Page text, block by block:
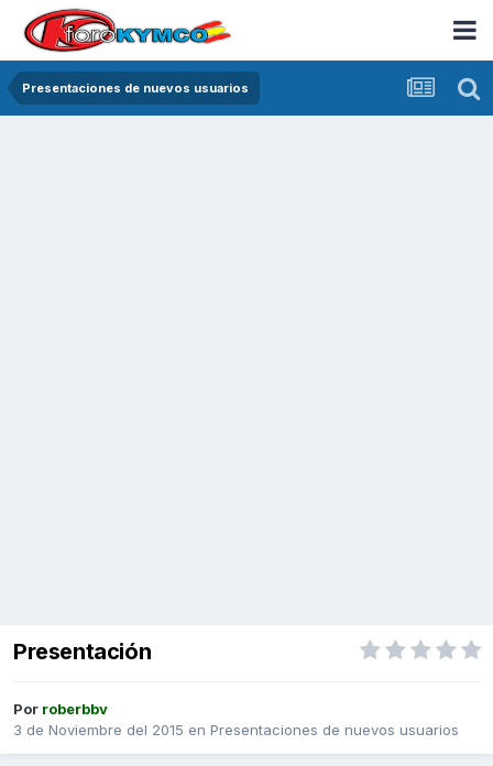
Presentaciones de nuevos usuarios
Presentación
Por roberbbv
3 de Noviembre del 2015 en Presentaciones de nuevos usuarios